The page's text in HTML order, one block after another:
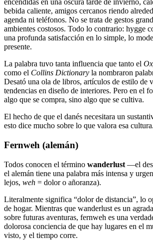
encendidas en una oscura tarde de invierno,
bebida caliente, amigos cercanos riendo
agenda ni teléfonos. No se trata de gestos
ambientes costosos. Todo lo contrario: hygge
una profunda satisfacción en lo simple, lo
presente.
La palabra tuvo tanta influencia que tanto el
como el Collins Dictionary la nombraron
Desató una ola de libros, artículos de estilo de
tendencias en diseño de interiores. Pero en el
algo que se compra, sino algo que se cultiva.
El hecho de que el danés necesitara un
esto dice mucho sobre lo que valora esa cultura.
Fernweh (alemán)
Todos conocen el término wanderlust —el
el alemán tiene una palabra más intensa y
lejos, weh = dolor o añoranza).
Literalmente significa “dolor de distancia”, lo
de hogar. Mientras que wanderlust es un
sobre futuras aventuras, fernweh es una
dolorosa conciencia de que hay lugares en el
visto, y el tiempo corre.